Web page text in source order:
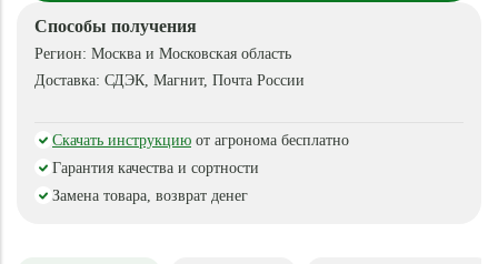
Способы получения
Регион: Москва и Московская область
Доставка: СДЭК, Магнит, Почта России
Скачать инструкцию от агронома бесплатно
Гарантия качества и сортности
Замена товара, возврат денег